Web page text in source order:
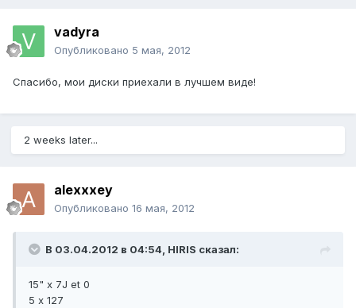
vadyra
Опубликовано 5 мая, 2012
Спасибо, мои диски приехали в лучшем виде!
2 weeks later...
alexxxey
Опубликовано 16 мая, 2012
В 03.04.2012 в 04:54, HIRIS сказал:
15" х 7J et 0
5 х 127